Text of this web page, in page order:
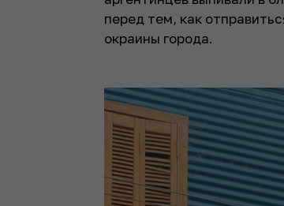
перед тем, как
окраины города.